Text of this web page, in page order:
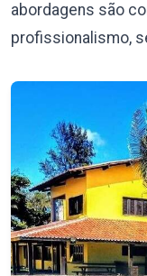
abordagens são
profissionalismo,